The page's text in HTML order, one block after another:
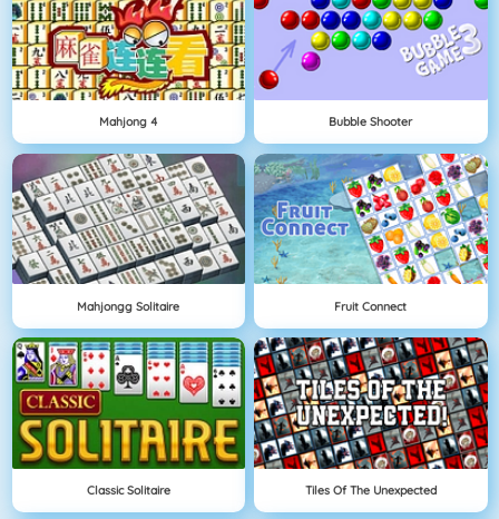
Mahjong 4 Bubble Shooter
Mahjongg Solitaire Fruit Connect
Classic Solitaire Tiles Of The Unexpected